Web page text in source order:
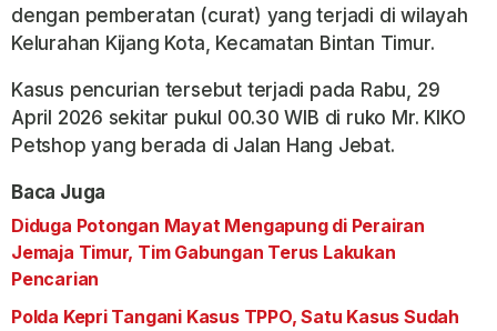
dengan pemberatan (curat) yang terjadi di wilayah
Kelurahan Kijang Kota, Kecamatan Bintan Timur.
Kasus pencurian tersebut terjadi pada Rabu, 29
April 2026 sekitar pukul 00.30 WIB di ruko Mr. KIKO
Petshop yang berada di Jalan Hang Jebat.
Baca Juga
Diduga Potongan Mayat Mengapung di Perairan
Jemaja Timur, Tim Gabungan Terus Lakukan
Pencarian
Polda Kepri Tangani Kasus TPPO, Satu Kasus Sudah